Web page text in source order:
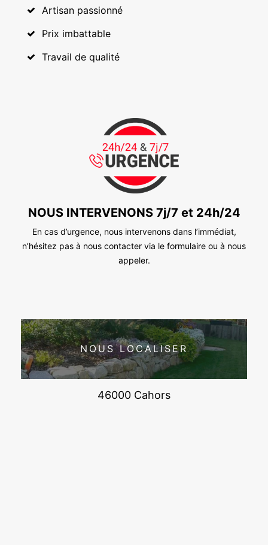
Artisan passionné
Prix imbattable
Travail de qualité
NOUS INTERVENONS 7j/7 et 24h/24
En cas d’urgence, nous intervenons dans l’immédiat,
n’hésitez pas à nous contacter via le formulaire ou à nous
appeler.
NOUS LOCALISER
46000 Cahors